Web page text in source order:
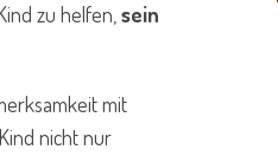
zu helfen, sein
mit
nicht nur